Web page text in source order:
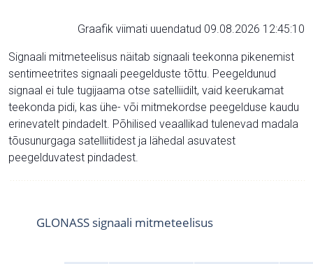
Graafik viimati uuendatud 09.08.2026 12:45:10
Signaali mitmeteelisus näitab signaali teekonna pikenemist
sentimeetrites signaali peegelduste tõttu. Peegeldunud
signaal ei tule tugijaama otse satelliidilt, vaid keerukamat
teekonda pidi, kas ühe- või mitmekordse peegelduse kaudu
erinevatelt pindadelt. Põhilised veaallikad tulenevad madala
tõusunurgaga satelliitidest ja lähedal asuvatest
peegelduvatest pindadest.
GLONASS signaali mitmeteelisus